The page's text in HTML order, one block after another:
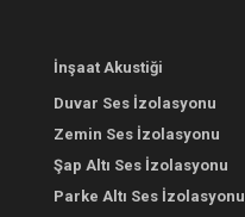
İnşaat Akustiği
Duvar Ses İzolasyonu
Zemin Ses İzolasyonu
Şap Altı Ses İzolasyonu
Parke Altı Ses İzolasyonu